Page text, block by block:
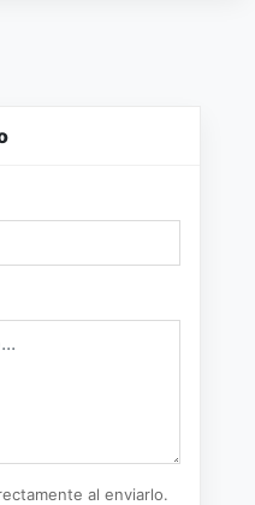
al enviarlo.